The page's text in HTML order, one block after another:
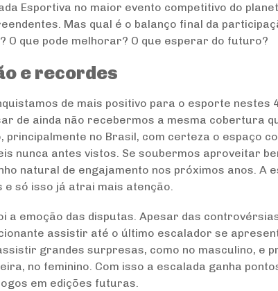
Esportiva no maior evento competitivo do
Mas qual é o balanço final da
O que pode melhorar? O que esperar do futuro?
e recordes
de mais positivo para o esporte nestes
de ainda não recebermos a mesma cobertura
principalmente no Brasil, com certeza o espaço
nunca antes vistos. Se soubermos aproveitar
natural de engajamento nos próximos anos. A
só isso já atrai mais atenção.
a emoção das disputas. Apesar das
assistir até o último escalador se
grandes surpresas, como no masculino, e
no feminino. Com isso a escalada ganha
em edições futuras.